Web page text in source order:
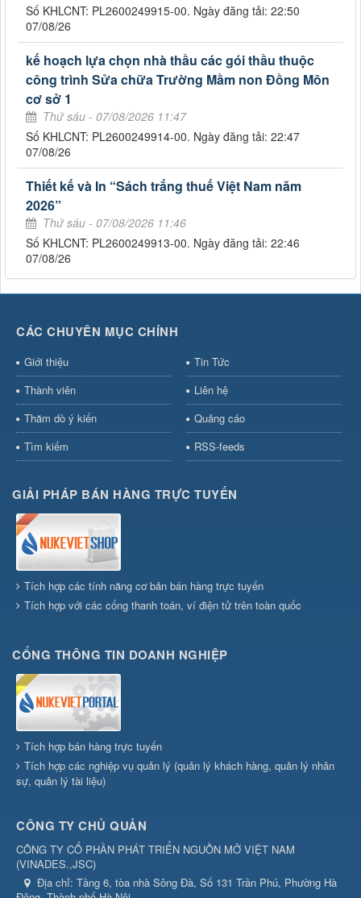
Số KHLCNT: PL2600249915-00. Ngày đăng tải: 22:50
07/08/26
kế hoạch lựa chọn nhà thầu các gói thầu thuộc
công trình Sửa chữa Trường Mầm non Đồng Môn
cơ sở 1
Thứ sáu - 07/08/2026 11:47
Số KHLCNT: PL2600249914-00. Ngày đăng tải: 22:47
07/08/26
Thiết kế và In “Sách trắng thuế Việt Nam năm
2026”
Thứ sáu - 07/08/2026 11:46
Số KHLCNT: PL2600249913-00. Ngày đăng tải: 22:46
07/08/26
CÁC CHUYÊN MỤC CHÍNH
Giới thiệu
Tin Tức
Thành viên
Liên hệ
Thăm dò ý kiến
Quảng cáo
Tìm kiếm
RSS-feeds
GIẢI PHÁP BÁN HÀNG TRỰC TUYẾN
Tích hợp các tính năng cơ bản bán hàng trực tuyến
Tích hợp với các cổng thanh toán, ví điện tử trên toàn quốc
CỔNG THÔNG TIN DOANH NGHIỆP
Tích hợp bán hàng trực tuyến
Tích hợp các nghiệp vụ quản lý (quản lý khách hàng, quản lý nhân
sự, quản lý tài liệu)
CÔNG TY CHỦ QUẢN
CÔNG TY CỔ PHẦN PHÁT TRIỂN NGUỒN MỞ VIỆT NAM
(VINADES.,JSC)
Địa chỉ: Tầng 6, tòa nhà Sông Đà, Số 131 Trần Phú, Phường Hà